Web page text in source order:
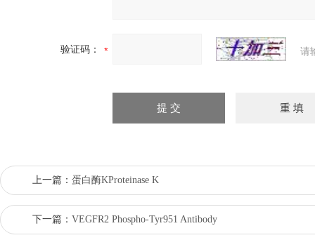
验证码： 请
上一篇： 蛋白酶KProteinase K
下一篇： VEGFR2 Phospho-Tyr951 Antibody